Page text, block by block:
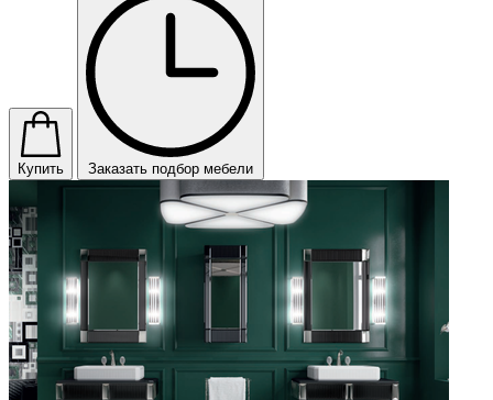
Купить Заказать подбор мебели